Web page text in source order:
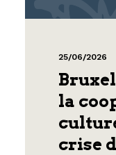
25/06/2026
la
crise